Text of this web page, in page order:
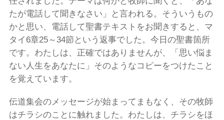
たが電話して聞きなさい」と言われる。そういうもの
かと思い、電話して聖書テキストをお聞きすると、マ
タイ6章25～34節という返事でした。今日の聖書箇所
です。わたしは、正確ではありませんが、「思い悩ま
ない人生をあなたに」そのようなコピーをつけたこと
を覚えています。
伝道集会のメッセージが始まってまもなく、その牧師
はチラシのことに触れました。わたしは、チラシをほ